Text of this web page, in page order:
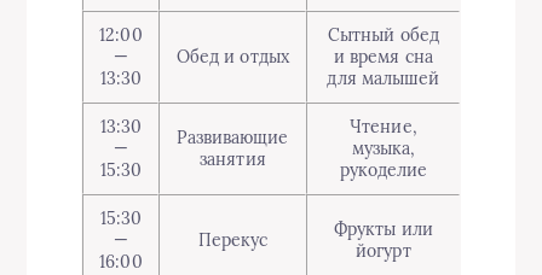
12:00
—
13:30
Обед и отдых
Сытный обед
и время сна
для малышей
13:30
—
15:30
Развивающие
занятия
Чтение,
музыка,
рукоделие
15:30
—
16:00
Перекус
Фрукты или
йогурт